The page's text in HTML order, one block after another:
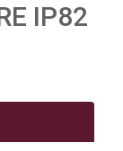
IP82